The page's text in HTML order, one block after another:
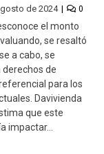
de 2024 0
el monto
se resaltó
a cabo, se
de
para los
Davivienda
que este
impactar…